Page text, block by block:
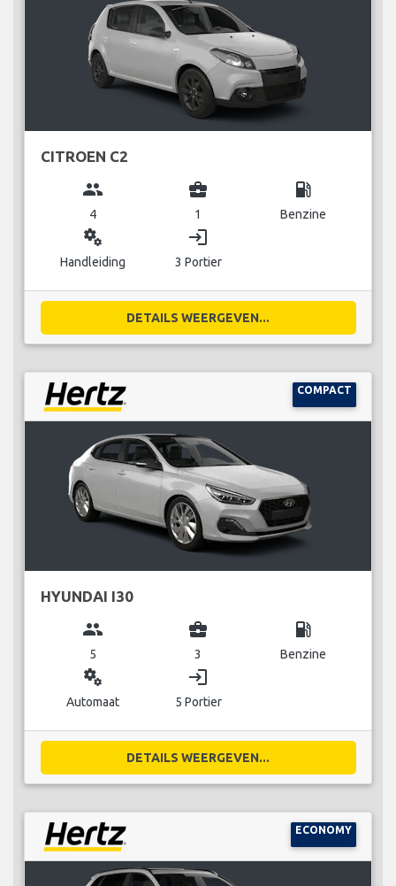
CITROEN C2
group
4
business_center
1
local_gas_station
Benzine
miscellaneous_services
Handleiding
login
3 Portier
DETAILS WEERGEVEN...
COMPACT
HYUNDAI I30
group
5
business_center
3
local_gas_station
Benzine
miscellaneous_services
Automaat
login
5 Portier
DETAILS WEERGEVEN...
ECONOMY